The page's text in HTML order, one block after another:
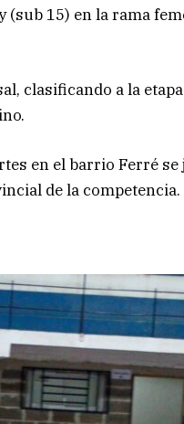
15) en la rama
clasificando a la
en el barrio Ferré
de la